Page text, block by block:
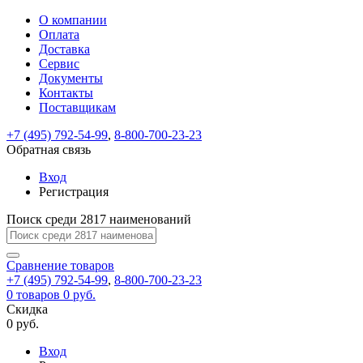
ВходРегистрация
test@example.com
отправлена
по
ней
завершения
регистрации.
Ок
Запомнить
меня
Забыли
Восстановление
пароля
Заполните
форму.
Мы
отправим
ссылку
указанный
электронный
перейдя
по
которой
вы
задать
На
вашу
почту
test@test.ru
ссылка.
Перейдите
по
для
смены
пароля.
Введите
новый
пароль
Сменить
Пароль
успешно
восстановлен
Обратная
связь
Сообщение
пользовательского
сообщение
успешно
отправлено.
О компании
Оплата
Доставка
Сервис
Документы
Контакты
Поставщикам
+7 (495) 792-54-99, 8-800-700-23-23
Обратная связь
Вход
Регистрация
Поиск среди 2817 наименований
Сравнение товаров
+7 (495) 792-54-99, 8-800-700-23-23
0 товаров 0 руб.
Скидка
0 руб.
Вход